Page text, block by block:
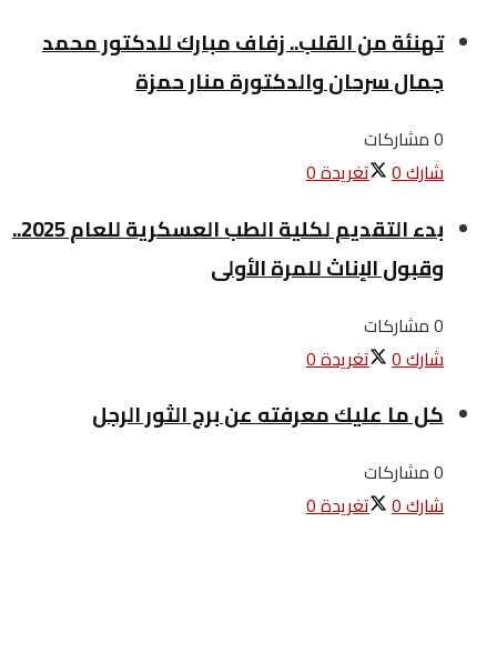
تهنئة من القلب.. زفاف مبارك للدكتور محمد
جمال سرحان والدكتورة منار حمزة
0 مشاركات
شارك0 تغريدة0
بدء التقديم لكلية الطب العسكرية للعام 2025..
وقبول الإناث للمرة الأولى
0 مشاركات
شارك0 تغريدة0
كل ما عليك معرفته عن برج الثور الرجل
0 مشاركات
شارك0 تغريدة0